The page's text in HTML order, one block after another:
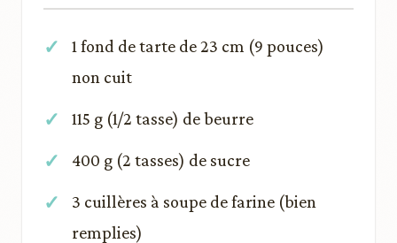
1 fond de tarte de 23 cm (9 pouces)
non cuit
115 g (1/2 tasse) de beurre
400 g (2 tasses) de sucre
3 cuillères à soupe de farine (bien
remplies)